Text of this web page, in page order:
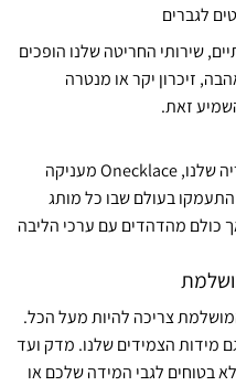
לגברים
שירותי החריטה שלנו הופכים
זיכרון יקר או מנטרה
זאת.
עם מגוון מותגים מוערכים תחת המטריה שלנו, Onecklace מעניקה
בעולם שבו כל מותג
כולם מהדהדים עם ערכי הליבה
צריכה להיות מעל הכל.
מידות הצמידים שלנו. מדק ועד
בטוחים לגבי המידה שלכם או